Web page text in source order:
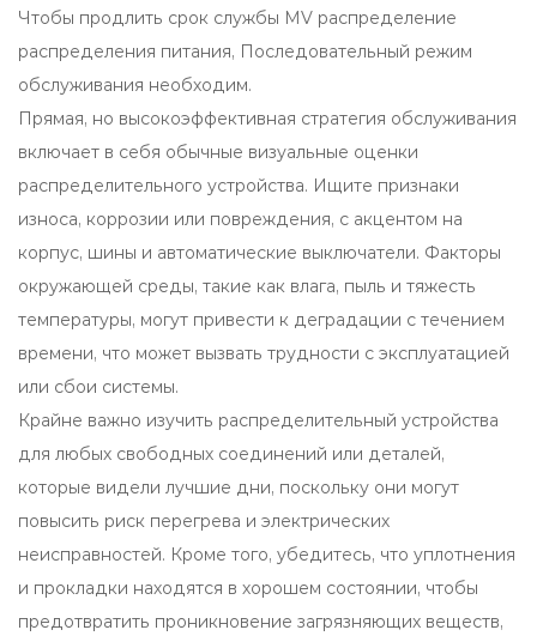
Чтобы продлить срок службы MV распределение
распределения питания, Последовательный режим
обслуживания необходим.
Прямая, но высокоэффективная стратегия обслуживания
включает в себя обычные визуальные оценки
распределительного устройства. Ищите признаки
износа, коррозии или повреждения, с акцентом на
корпус, шины и автоматические выключатели. Факторы
окружающей среды, такие как влага, пыль и тяжесть
температуры, могут привести к деградации с течением
времени, что может вызвать трудности с эксплуатацией
или сбои системы.
Крайне важно изучить распределительный устройства
для любых свободных соединений или деталей,
которые видели лучшие дни, поскольку они могут
повысить риск перегрева и электрических
неисправностей. Кроме того, убедитесь, что уплотнения
и прокладки находятся в хорошем состоянии, чтобы
предотвратить проникновение загрязняющих веществ,